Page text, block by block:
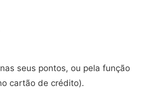
seus pontos, ou pela função
cartão de crédito).